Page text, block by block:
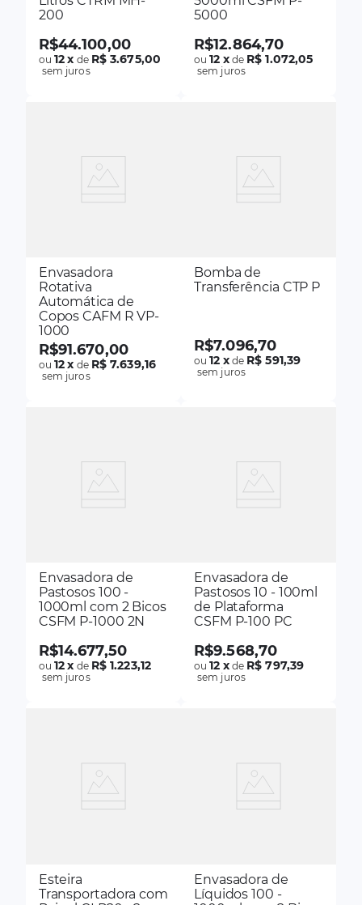
200
R$44.100,00
ou12x de R$ 3.675,00
sem juros
5000
R$12.864,70
ou12 xde R$ 1.072,05
sem juros
Envasadora
Rotativa
Automática de
Copos CAFM R VP-
1000
R$91.670,00
ou12x de R$ 7.639,16
sem juros
Bomba de
Transferência CTP P
R$7.096,70
ou12 xde R$ 591,39
sem juros
Envasadora de
Pastosos 100 -
1000ml com 2 Bicos
CSFM P-1000 2N
R$14.677,50
ou12x de R$ 1.223,12
sem juros
Envasadora de
Pastosos 10 - 100ml
de Plataforma
CSFM P-100 PC
R$9.568,70
ou12 xde R$ 797,39
sem juros
Esteira
Transportadora com
Envasadora de
Líquidos 100 -